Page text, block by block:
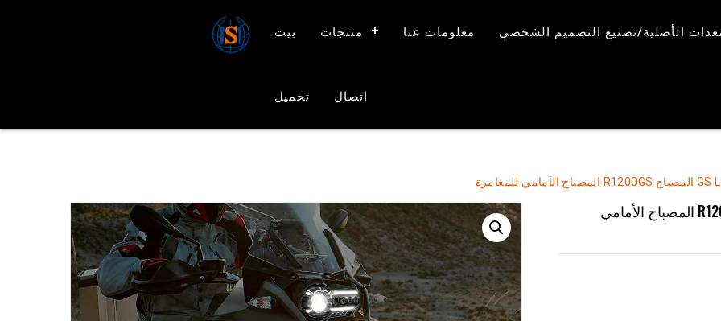
بيت منتجات معلومات عنا الأصلية/تصنيع التصميم الشخصي
تحميل اتصال
2004-2012 بي ام دبليو ر 1200 GS Led المصباح R1200GS المصباح الأمامي